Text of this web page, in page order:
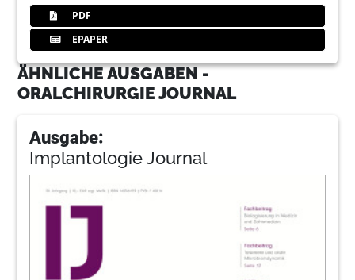
PDF
EPAPER
ÄHNLICHE AUSGABEN -
ORALCHIRURGIE JOURNAL
Ausgabe:
Implantologie Journal